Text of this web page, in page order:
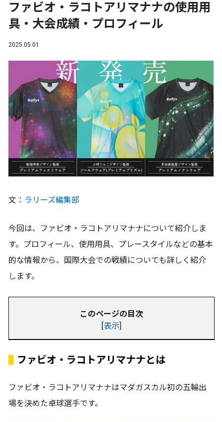
ファビオ・ラコトアリマナナの使用用
具・大会成績・プロフィール
2025.05.01
文： ラリーズ編集部
今回は、ファビオ・ラコトアリマナナについて紹介しま
す。プロフィール、使用用具、プレースタイルなどの基本
的な情報から、国際大会での戦績についても詳しく紹介
します。
このページの目次
[表示]
ファビオ・ラコトアリマナナとは
ファビオ・ラコトアリマナナはマダガスカル初の五輪出
場を決めた卓球選手です。